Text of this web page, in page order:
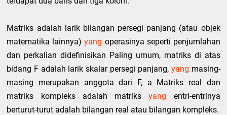
Matriks adalah larik bilangan persegi panjang (atau objek
matematika lainnya)yang operasinya seperti penjumlahan
dan perkalian didefinisikan Paling umum, matriks di atas
bidang F adalah larik skalar persegi panjang, yang masing-
masing merupakan anggota dari F, a Matriks real dan
matriks kompleks adalah matriksyang entri-entrinya
berturut-turut adalah bilangan real atau bilangan kompleks.